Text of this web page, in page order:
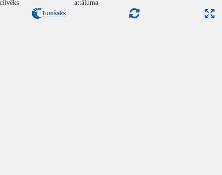
cilvēks
attāluma
Tumšāks